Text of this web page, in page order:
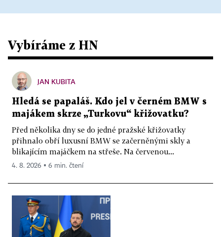
Vybíráme z HN
JAN KUBITA
Hledá se papaláš. Kdo jel v černém BMW s
majákem skrze „Turkovu“ křižovatku?
Před několika dny se do jedné pražské křižovatky
přihnalo obří luxusní BMW se začerněnými skly a
blikajícím majáčkem na střeše. Na červenou...
4. 8. 2026 ▪ 6 min. čtení